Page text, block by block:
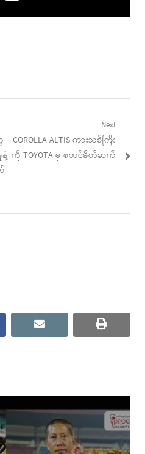
Next
Next
post:
COROLLA ALTIS ကားသစ်ကြီး
ကို TOYOTA မှ စတင်မိတ်ဆက်
email print